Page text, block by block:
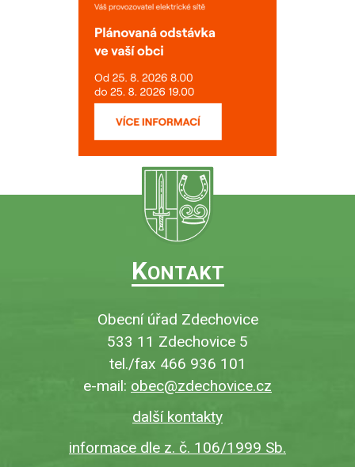
KONTAKT
Obecní úřad Zdechovice
533 11 Zdechovice 5
tel./fax 466 936 101
e-mail: obec@zdechovice.cz
další kontakty
informace dle z. č. 106/1999 Sb.